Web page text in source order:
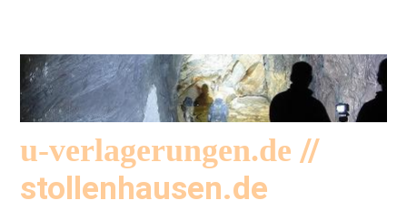
u-verlagerungen.de //
stollenhausen.de